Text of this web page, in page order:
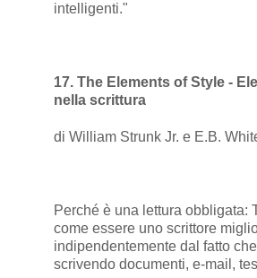
intelligenti."
17. The Elements of Style -
nella scrittura
di William Strunk Jr. e E.B.
Perché è una lettura obbligata:
come essere uno scrittore
indipendentemente dal fatto
scrivendo documenti, e-mail,